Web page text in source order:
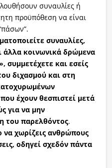
συναυλίες ή
προϋπόθεση να είναι
συναυλίες,
άλλα κοινωνικά δρώμενα
συμμετέχετε και εσείς
διχασμού και στη
έχουν θεσπιστεί μετά
για να μην
του παρελθόντος.
να χωρίζεις ανθρώπους
οδηγεί σχεδόν πάντα